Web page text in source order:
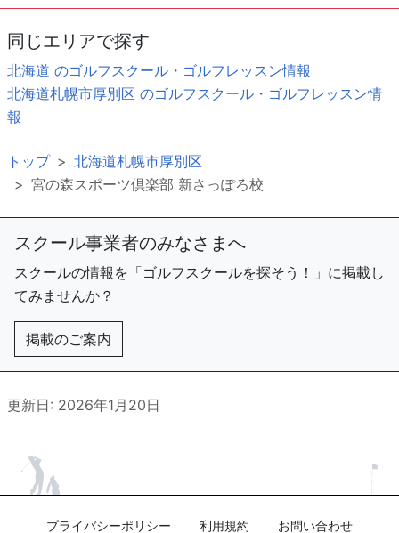
同じエリアで探す
北海道 のゴルフスクール・ゴルフレッスン情報
北海道札幌市厚別区 のゴルフスクール・ゴルフレッスン情
報
トップ
北海道札幌市厚別区
宮の森スポーツ倶楽部 新さっぽろ校
スクール事業者のみなさまへ
スクールの情報を「ゴルフスクールを探そう！」に掲載し
てみませんか？
掲載のご案内
更新日: 2026年1月20日
プライバシーポリシー 利用規約 お問い合わせ